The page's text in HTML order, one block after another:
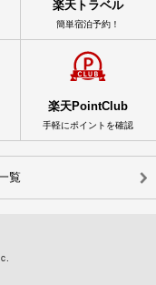
楽天トラベル
簡単宿泊予約！
楽天PointClub
手軽にポイントを確認
覧